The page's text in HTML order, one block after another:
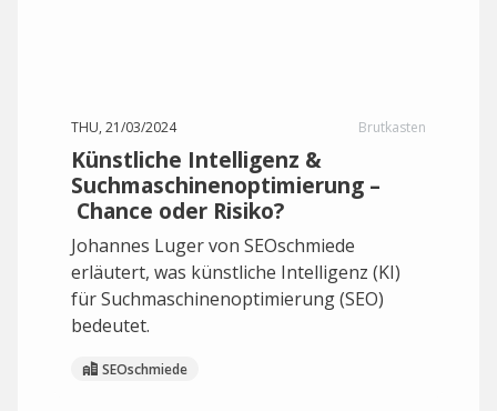
THU, 21/03/2024 Brutkasten
Künstliche Intelligenz &
Suchmaschinenoptimierung –
Chance oder Risiko?
Johannes Luger von SEOschmiede
erläutert, was künstliche Intelligenz (KI)
für Suchmaschinenoptimierung (SEO)
bedeutet.
SEOschmiede